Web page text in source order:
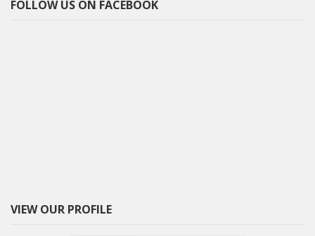
FOLLOW US ON FACEBOOK
VIEW OUR PROFILE